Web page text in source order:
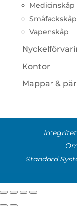
Medicinskåp
Småfackskåp
Vapenskåp
Kontor
Mappar &
Standard